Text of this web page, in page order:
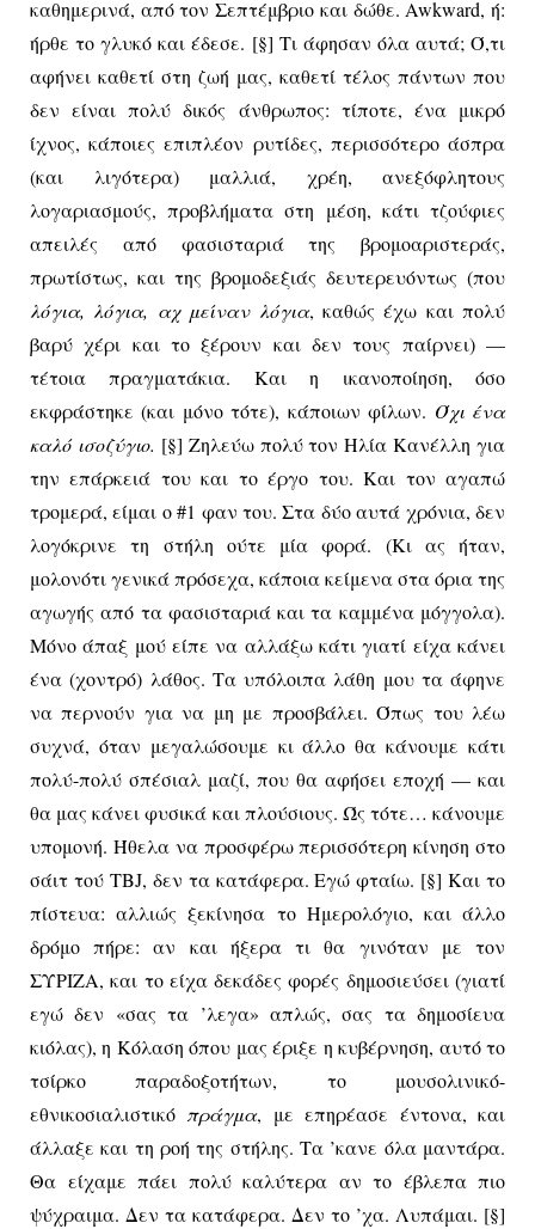
καθημερινά, από τον Σεπτέμβριο και δώθε.Awkward, ή:
ήρθε το γλυκό και έδεσε. [§] Τι άφησαν όλα αυτά; Ό,τι
αφήνει καθετί στη ζωή μας, καθετί τέλος πάντων που
δεν είναι πολύ δικός άνθρωπος: τίποτε, ένα μικρό
ίχνος, κάποιες επιπλέον ρυτίδες, περισσότερο άσπρα
(και λιγότερα) μαλλιά, χρέη, ανεξόφλητους
λογαριασμούς, προβλήματα στη μέση, κάτι τζούφιες
απειλές από φασισταριά της βρομοαριστεράς,
πρωτίστως, και της βρομοδεξιάς δευτερευόντως (που
λόγια, λόγια, αχ μείναν λόγια, καθώς έχω και πολύ
βαρύ χέρι και το ξέρουν και δεν τους παίρνει) —
τέτοια πραγματάκια. Και η ικανοποίηση, όσο
εκφράστηκε (και μόνο τότε), κάποιων φίλων. Όχι ένα
καλό ισοζύγιο. [§] Ζηλεύω πολύ τον Ηλία Κανέλλη για
την επάρκειά του και το έργο του. Και τον αγαπώ
τρομερά, είμαι ο #1 φαν του. Στα δύο αυτά χρόνια, δεν
λογόκρινε τη στήλη ούτε μία φορά. (Κι ας ήταν,
μολονότι γενικά πρόσεχα, κάποια κείμενα στα όρια της
αγωγής από τα φασισταριά και τα καμμένα μόγγολα).
Μόνο άπαξ μού είπε να αλλάξω κάτι γιατί είχα κάνει
ένα (χοντρό) λάθος. Τα υπόλοιπα λάθη μου τα άφηνε
να περνούν για να μη με προσβάλει. Όπως του λέω
συχνά, όταν μεγαλώσουμε κι άλλο θα κάνουμε κάτι
πολύ-πολύ σπέσιαλ μαζί, που θα αφήσει εποχή — και
θα μας κάνει φυσικά και πλούσιους. Ώς τότε… κάνουμε
υπομονή. Ήθελα να προσφέρω περισσότερη κίνηση στο
σάιτ τού TBJ, δεν τα κατάφερα. Εγώ φταίω. [§] Και το
πίστευα: αλλιώς ξεκίνησα το Ημερολόγιο, και άλλο
δρόμο πήρε: αν και ήξερα τι θα γινόταν με τον
ΣΥΡΙΖΑ, και το είχα δεκάδες φορές δημοσιεύσει (γιατί
εγώ δεν «σας τα ’λεγα» απλώς, σας τα δημοσίευα
κιόλας), η Κόλαση όπου μας έριξε η κυβέρνηση, αυτό το
τσίρκο παραδοξοτήτων, το μουσολινικό-
εθνικοσιαλιστικόπράγμα, με επηρέασε έντονα, και
άλλαξε και τη ροή της στήλης. Τα ’κανε όλα μαντάρα.
Θα είχαμε πάει πολύ καλύτερα αν το έβλεπα πιο
ψύχραιμα. Δεν τα κατάφερα. Δεν το ’χα. Λυπάμαι. [§]